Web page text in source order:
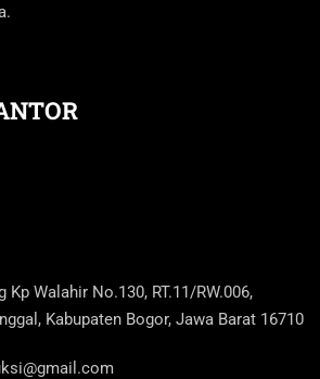
Kp Walahir No.130, RT.11/RW.006,
Kabupaten Bogor, Jawa Barat 16710